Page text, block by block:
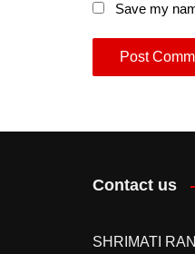
Save my
Contact us
SHRIMATI